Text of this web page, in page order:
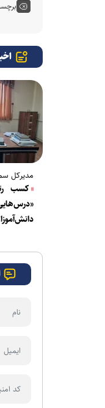
مدیرکل
کسب